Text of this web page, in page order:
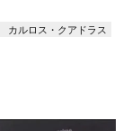
カルロス・クアドラス